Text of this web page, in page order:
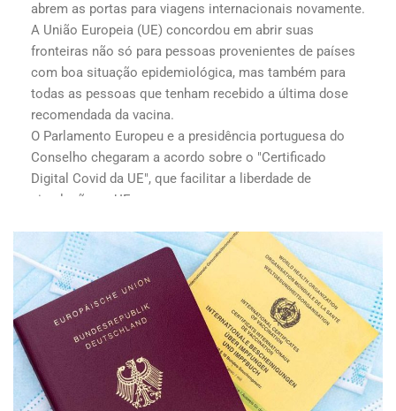
abrem as portas para viagens internacionais novamente.
A União Europeia (UE) concordou em abrir suas
fronteiras não só para pessoas provenientes de países
com boa situação epidemiológica, mas também para
todas as pessoas que tenham recebido a última dose
recomendada da vacina.
O Parlamento Europeu e a presidência portuguesa do
Conselho chegaram a acordo sobre o "Certificado
Digital Covid da UE", que facilitar a liberdade de
circulação na UE.